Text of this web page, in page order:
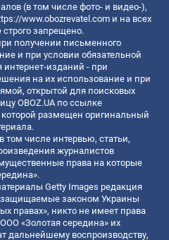
(в том числе фото- и видео-),
www.obozrevatel.com и на всех
запрещено.
получении письменного
и при условии обязательной
интернет-изданий - при
на их использование и при
открытой для поисковых
OBOZ.UA по ссылке
которой размещен оригинальный
том числе интервью, статьи,
журналистов
права на которые
Getty Images редакция
законом Украины
правах», никто не имеет права
«Золотая середина» их
дальнейшему воспроизводству,